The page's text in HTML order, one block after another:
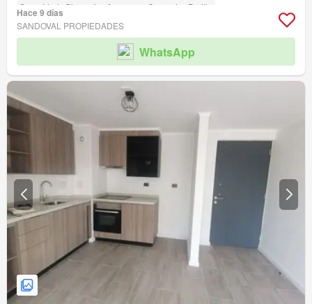
Seguridad
Gimnasio Ascensor Conserje Parilla
Hace 9 días
SANDOVAL PROPIEDADES
WhatsApp